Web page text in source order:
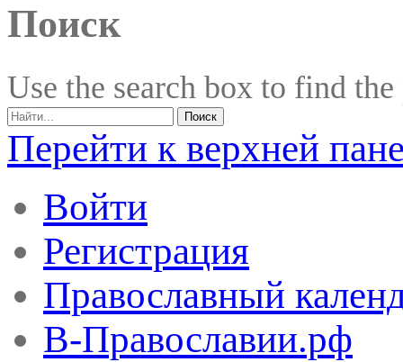
Поиск
Use the search box to find
Перейти к верхней
Войти
Регистрация
Православный
В-Православии.рф